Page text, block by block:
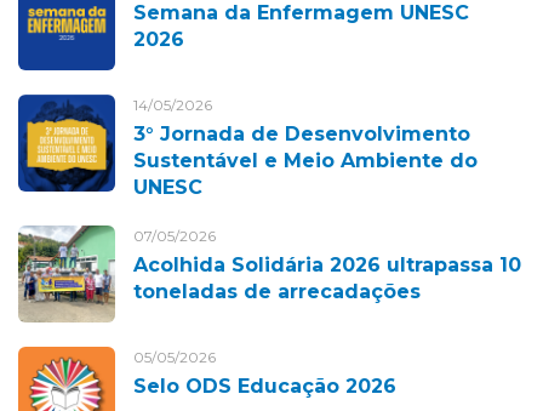
Semana da Enfermagem UNESC
2026
14/05/2026
3° Jornada de Desenvolvimento
Sustentável e Meio Ambiente do
UNESC
07/05/2026
Acolhida Solidária 2026 ultrapassa 10
toneladas de arrecadações
05/05/2026
Selo ODS Educação 2026